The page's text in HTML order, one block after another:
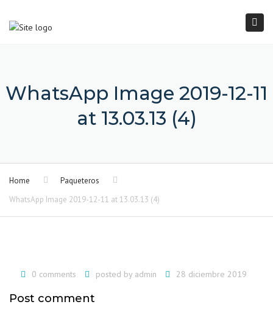
WhatsApp Image 2019-12-11
at 13.03.13 (4)
Home
Paqueteros
WhatsApp Image 2019-12-11 at 13.03.13 (4)
0 comments posted by admin 28 diciembre 2019
Post comment